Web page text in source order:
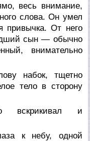
весь внимание,
слова. Он умел
привычка. От него
сын — обычно
внимательно
набок, тщетно
тело в сторону
вскрикивал и
к небу, одной